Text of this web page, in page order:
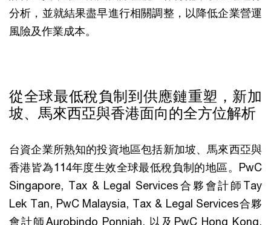
分析，並就結果盡早進行相關調整，以降低企業營運
風險及作業成本。
從全球最低稅負制到供應鏈重塑，新加
坡、馬來西亞與香港面向的全方位解析
台資企業所熟知的投資地區包括新加坡、馬來西亞與
香港皆為114年度生效全球最低稅負制的地區。PwC
Singapore, Tax & Legal Services合夥會計師Tay
Lek Tan, PwC Malaysia, Tax & Legal Services合夥
會計師Aurobindo Ponniah, 以及PwC Hong Kong,